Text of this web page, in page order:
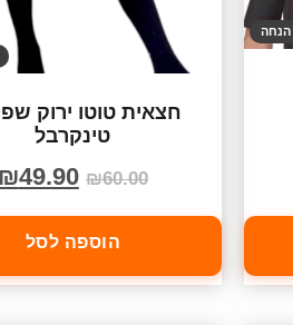
חצאית טוטו ירוק
טינקרבל
₪60.00
₪49.90
הוספה לסל